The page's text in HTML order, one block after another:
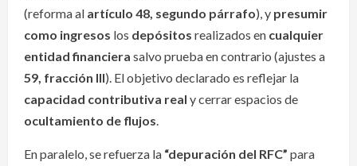
(reforma al artículo 48, segundo párrafo), y presumir
como ingresos los depósitos realizados en cualquier
entidad financiera salvo prueba en contrario (ajustes a
59, fracción III). El objetivo declarado es reflejar la
capacidad contributiva real y cerrar espacios de
ocultamiento de flujos.
En paralelo, se refuerza la “depuración del RFC” para